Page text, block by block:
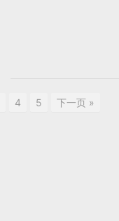
4 5 下一页 »